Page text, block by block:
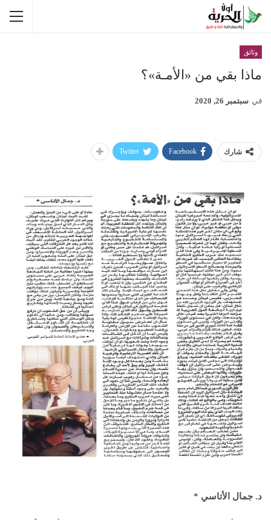
وثائق
ماذا بقي من «الأمـة»؟
في سبتمبر 26, 2020
شارك Facebook
Twitter
د. جمال الأتاسي *